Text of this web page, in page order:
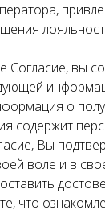
Согласие, вы
о
содержит
Вы
воле и в
что